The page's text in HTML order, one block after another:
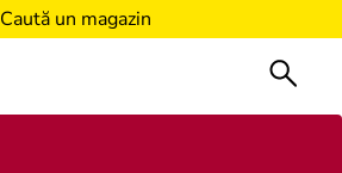
Caută un magazin